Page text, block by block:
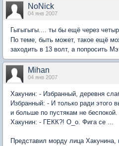
NoNick
04 янв 2007
Гыгыгыгы.... ты бы ещё через
По теме, быть может, такое ещё
заходить в 13 волт, а попросить
Mihan
04 янв 2007
Хакунин: - Избранный, деревня
Избранный: - И только ради этого
и больше по пустякам не беспокой.
Хакунин: - ГЕКК?! O_o. Фига се ...
Представил морду лица Хакунина,